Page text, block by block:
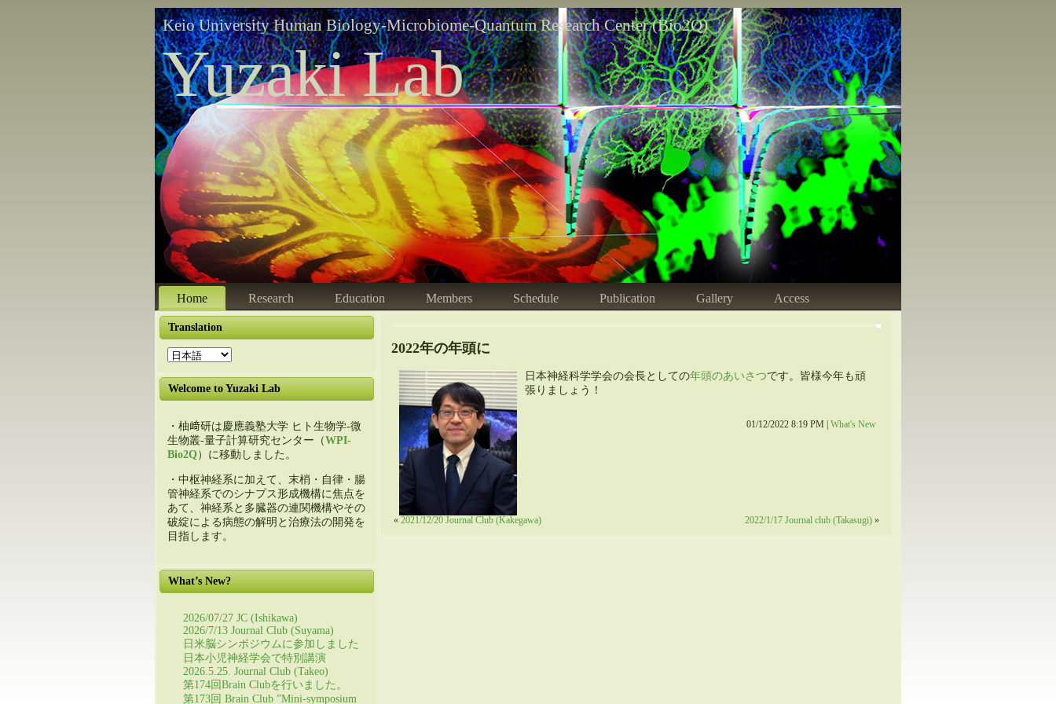
Keio University Human Biology-Microbiome-Quantum Research Center (Bio2Q)
Yuzaki Lab
Home Research Education Members Schedule Publication Gallery Access
Translation
Welcome to Yuzaki Lab
・柚﨑研は慶應義塾大学 ヒト生物学-微
生物叢-量子計算研究センター（WPI-
Bio2Q）に移動しました。
・中枢神経系に加えて、末梢・自律・腸
管神経系でのシナプス形成機構に焦点を
あて、神経系と多臓器の連関機構やその
破綻による病態の解明と治療法の開発を
目指します。
What’s New?
2026/07/27 JC (Ishikawa)
2026/7/13 Journal Club (Suyama)
日米脳シンポジウムに参加しました
日本小児神経学会で特別講演
2026.5.25. Journal Club (Takeo)
第174回Brain Clubを行いました。
第173回 Brain Club ”Mini-symposium
2022年の年頭に
日本神経科学学会の会長としての年頭のあいさつです。皆様今年も頑
張りましょう！
01/12/2022 8:19 PM |What's New
« 2021/12/20 Journal Club (Kakegawa) 2022/1/17 Journal club (Takasugi)»